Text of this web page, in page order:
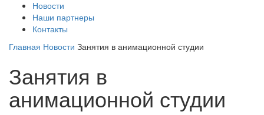
Новости
Наши партнеры
Контакты
Главная Новости Занятия в анимационной студии
Занятия в
анимационной студии